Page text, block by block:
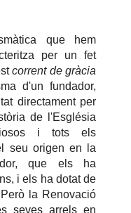
que hem
per un fet
corrent de gràcia
d'un fundador,
directament per
de l'Església
i tots els
seu origen en la
que els ha
i els ha dotat de
la Renovació
seves arrels en